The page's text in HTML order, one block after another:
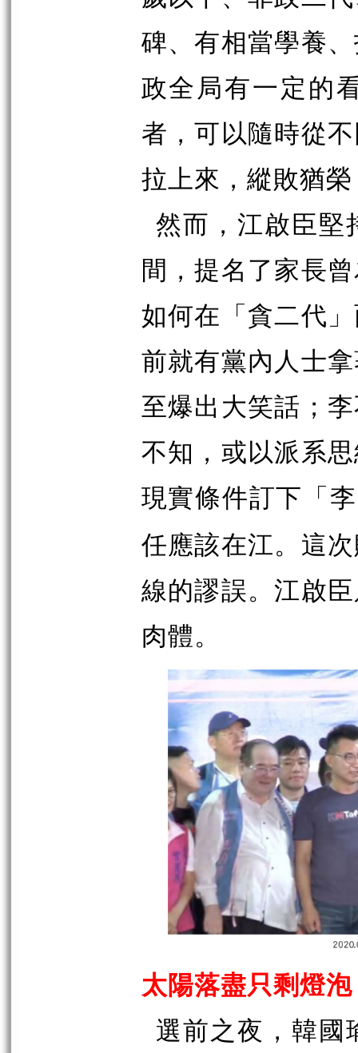
碑、有相當學養
政全局有一定的
者，可以隨時從
拉上來，縱敗猶
然而，江啟臣堅
間，提名了家長
如何在「貪二代
前就有黨內人士
至爆出大笑話；
不知，或以派系
現實條件訂下「
任應該在江。這
線的謬誤。江啟
肉體。
太陽落盡只剩燈泡
選前之夜，韓國